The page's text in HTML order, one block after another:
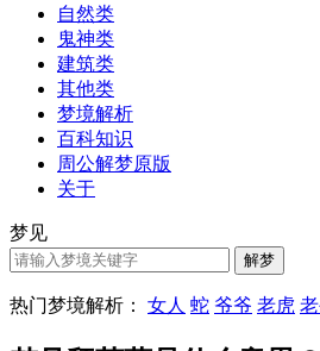
自然类
鬼神类
建筑类
其他类
梦境解析
百科知识
周公解梦原版
关于
梦见
热门梦境解析： 女人 蛇 爷爷 老虎